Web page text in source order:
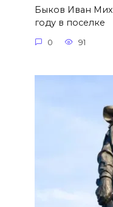
Быков Иван
году в поселке
0 91